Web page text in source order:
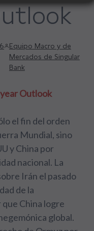
Equipo Macro y de
Mercados de Singular
Bank
Outlook
el fin del orden
Mundial, sino
y China por
nacional. La
Irán el pasado
de la
China logre
global.